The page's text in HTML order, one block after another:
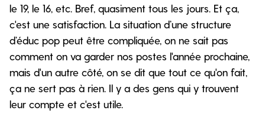
le 19, le 16, etc. Bref, quasiment tous les jours. Et ça,
c'est une satisfaction. La situation d’une structure
d’éduc pop peut être compliquée, on ne sait pas
comment on va garder nos postes l'année prochaine,
mais d'un autre côté, on se dit que tout ce qu'on fait,
ça ne sert pas à rien. Il y a des gens qui y trouvent
leur compte et c'est utile.